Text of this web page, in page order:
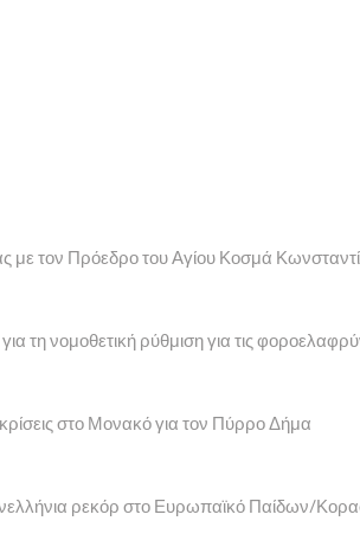
με τον Πρόεδρο του Αγίου Κοσμά
νομοθετική ρύθμιση για τις
στο Μονακό για τον Πύρρο Δήμα
ρεκόρ στο Ευρωπαϊκό Παίδων/